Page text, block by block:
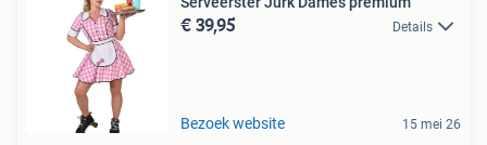
€ 39,95 Details
Bezoek website 15 mei 26